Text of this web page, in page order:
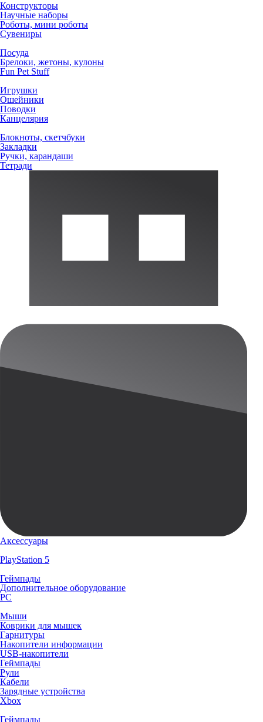
Конструкторы
Научные наборы
Роботы, мини роботы
Сувениры
Посуда
Брелоки, жетоны, кулоны
Fun Pet Stuff
Игрушки
Ошейники
Поводки
Канцелярия
Блокноты, скетчбуки
Закладки
Ручки, карандаши
Тетради
Аксессуары
PlayStation 5
Геймпады
Дополнительное оборудование
PC
Мыши
Коврики для мышек
Гарнитуры
Накопители информации
USB-накопители
Геймпады
Рули
Кабели
Зарядные устройства
Xbox
Геймпады